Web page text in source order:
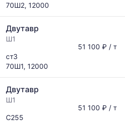
70Ш2, 12000
Двутавр
Ш1
ст3
70Ш1, 12000
51 100 ₽ / т
Двутавр
Ш1
С255
51 100 ₽ / т